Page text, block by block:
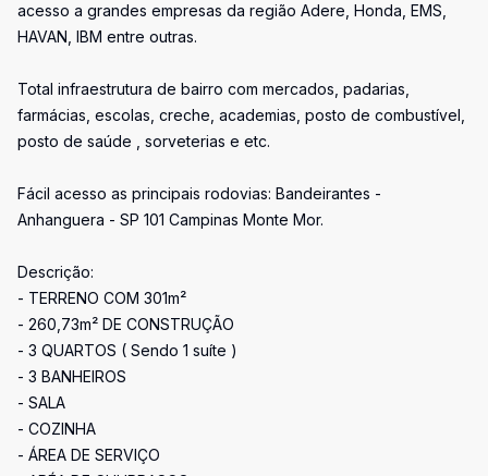
acesso a grandes empresas da região Adere, Honda, EMS,
HAVAN, IBM entre outras.
Total infraestrutura de bairro com mercados, padarias,
farmácias, escolas, creche, academias, posto de combustível,
posto de saúde , sorveterias e etc.
Fácil acesso as principais rodovias: Bandeirantes -
Anhanguera - SP 101 Campinas Monte Mor.
Descrição:
- TERRENO COM 301m²
- 260,73m² DE CONSTRUÇÃO
- 3 QUARTOS ( Sendo 1 suíte )
- 3 BANHEIROS
- SALA
- COZINHA
- ÁREA DE SERVIÇO